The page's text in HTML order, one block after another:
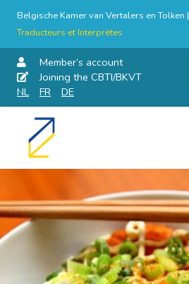
Belgische Kamer van Vertalers en Tolken |
Traducteurs et Interprètes
Member’s account
Joining the CBTI/BKVT
NL
FR DE
Skip